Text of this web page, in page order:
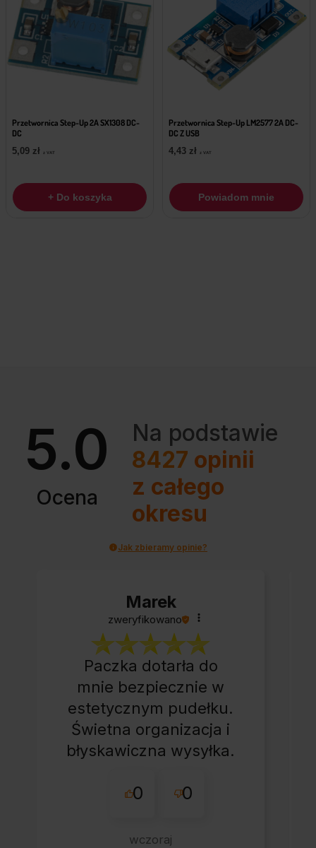
Przetwornica Step-Up 2A SX1308 DC-
DC
5,09 zł z VAT
+ Do koszyka
Przetwornica Step-Up LM2577 2A DC-
DC Z USB
4,43 zł z VAT
Powiadom mnie
5.0
Ocena
Na podstawie
8427 opinii
z całego
okresu
Jak zbieramy opinie?
Marek
zweryfikowano
Paczka dotarła do
mnie bezpiecznie w
estetycznym pudełku.
Świetna organizacja i
błyskawiczna wysyłka.
sklepu nie pierwszy
wszystko perfekt.
0 0
wczoraj